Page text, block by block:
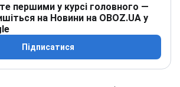
першими у курсі головного —
на Новини на OBOZ.UA у
Підписатися